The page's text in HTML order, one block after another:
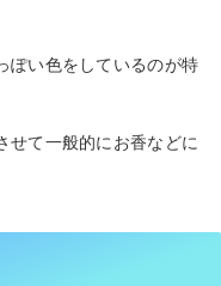
ぽい色をしているのが特
せて一般的にお香などに